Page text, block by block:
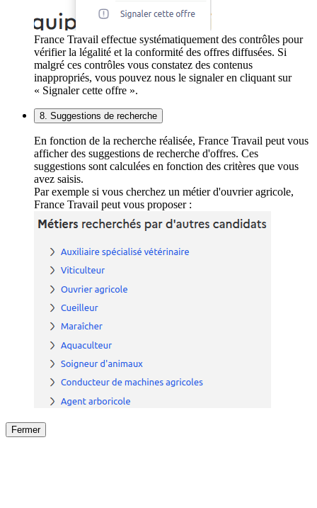
France Travail effectue systématiquement des contrôles pour
vérifier la légalité et la conformité des offres diffusées. Si
malgré ces contrôles vous constatez des contenus
inappropriés, vous pouvez nous le signaler en cliquant sur
« Signaler cette offre ».
8. Suggestions de recherche
En fonction de la recherche réalisée, France Travail peut vous
afficher des suggestions de recherche d'offres. Ces
suggestions sont calculées en fonction des critères que vous
avez saisis.
Par exemple si vous cherchez un métier d'ouvrier agricole,
France Travail peut vous proposer :
Fermer